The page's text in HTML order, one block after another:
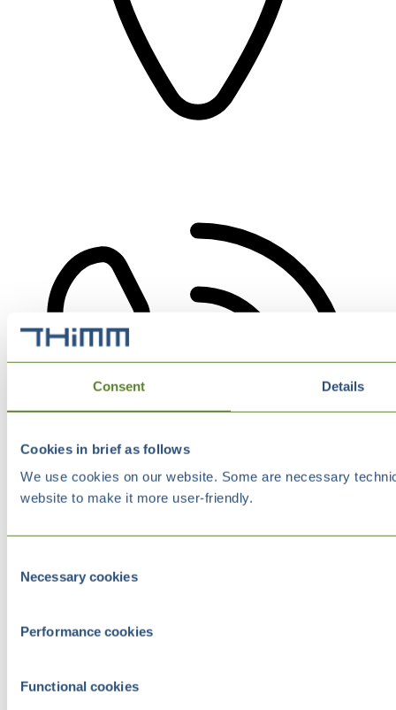
Consent Details
Cookies in brief as follows
We use cookies on our website. Some are necessary
website to make it more user-friendly.
Selection
Necessary cookies
Performance cookies
Functional cookies